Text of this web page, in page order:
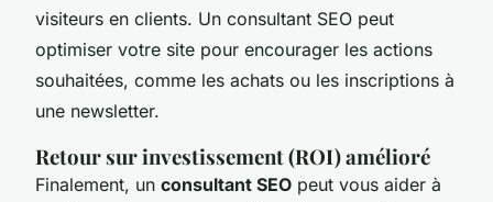
visiteurs en clients. Un consultant SEO peut
optimiser votre site pour encourager les actions
souhaitées, comme les achats ou les inscriptions à
une newsletter.
Retour sur investissement (ROI) amélioré
Finalement, un consultant SEO peut vous aider à